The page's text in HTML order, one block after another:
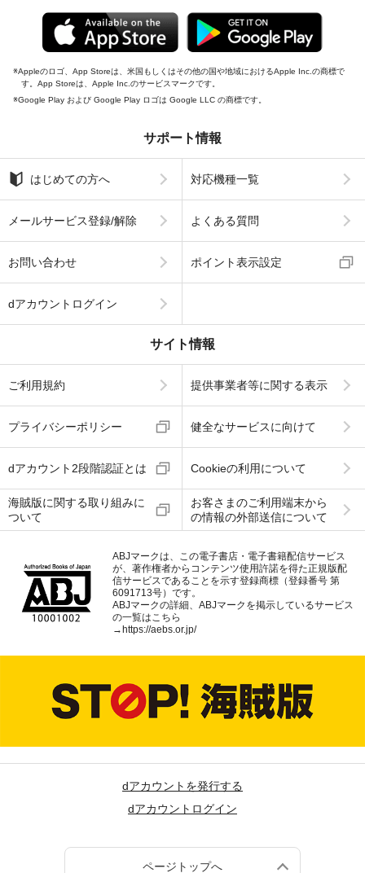
Appleのロゴ、App Storeは、米国もしくはその他の国や地域におけるApple Inc.の商標で
す。App Storeは、Apple Inc.のサービスマークです。
Google Play および Google Play ロゴは Google LLC の商標です。
サポート情報
はじめての方へ 対応機種一覧
メールサービス登録/解除 よくある質問
お問い合わせ ポイント表示設定
dアカウントログイン
サイト情報
ご利用規約 提供事業者等に関する表示
プライバシーポリシー 健全なサービスに向けて
dアカウント2段階認証とは Cookieの利用について
海賊版に関する取り組みに
ついて
お客さまのご利用端末から
の情報の外部送信について
ABJマークは、この電子書店・電子書籍配信サービス
が、著作権者からコンテンツ使用許諾を得た正規版配
信サービスであることを示す登録商標（登録番号 第
6091713号）です。
ABJマークの詳細、ABJマークを掲示しているサービス
の一覧はこちら
→ https://aebs.or.jp/
dアカウントを発行する
dアカウントログイン
ページトップへ